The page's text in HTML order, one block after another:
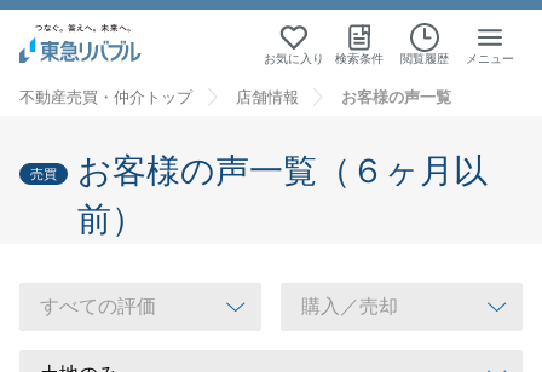
お気に入り 検索条件 閲覧履歴 メニュー
不動産売買・仲介トップ 店舗情報 お客様の声一覧
売買
お客様の声一覧（６ヶ月以
前）